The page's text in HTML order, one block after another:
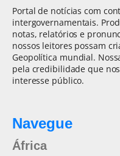
Portal de notícias com
intergovernamentais.
notas, relatórios e
nossos leitores possam
Geopolítica mundial.
pela credibilidade que
interesse público.
Navegue
África